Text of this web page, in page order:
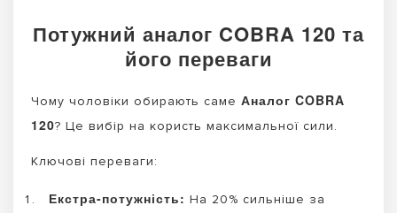
Потужний аналог COBRA 120 та
його переваги
Чому чоловіки обирають саме Аналог COBRA
120? Це вибір на користь максимальної сили.
Ключові переваги:
Екстра-потужність: На 20% сильніше за